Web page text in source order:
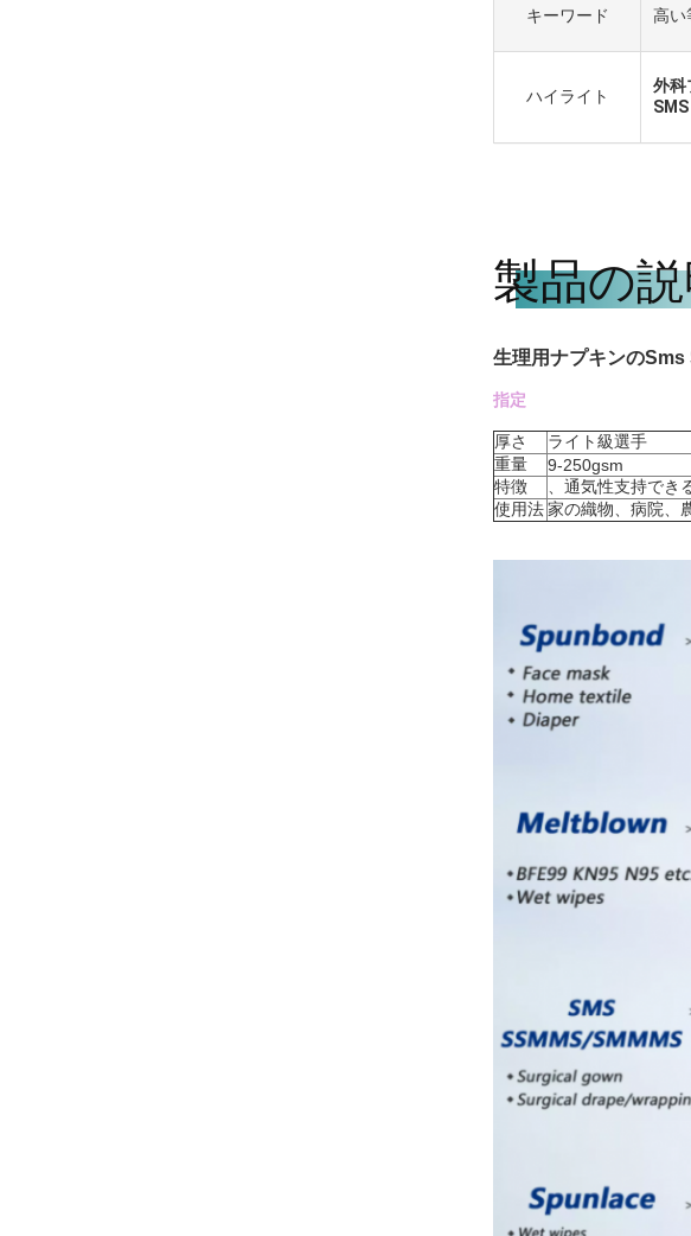
キーワード 高い
ハイライト
外科
製品の
生理用ナプキンの
指定
厚さ
ライト級選手
重量
9-250gsm
特徴
、通気性支持でき
使用法家の織物、病院、